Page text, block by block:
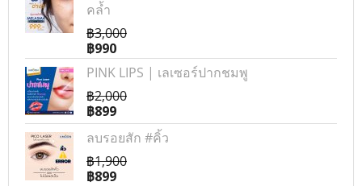
คล้ำ
฿3,000
฿990
PINK LIPS | เลเซอร์ปากชมพู
฿2,000
฿899
ลบรอยสัก #คิ้ว
฿1,900
฿899